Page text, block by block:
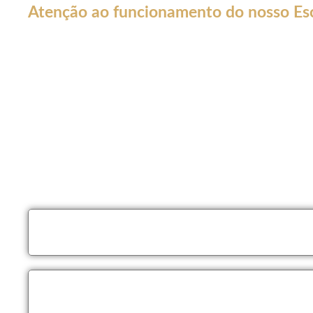
Atenção ao funcionamento do nosso